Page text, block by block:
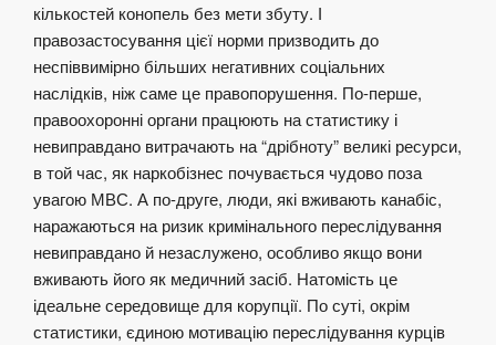
кількостей конопель без мети збуту. І
правозастосування цієї норми призводить до
неспіввимірно більших негативних соціальних
наслідків, ніж саме це правопорушення. По-перше,
правоохоронні органи працюють на статистику і
невиправдано витрачають на “дрібноту” великі ресурси,
в той час, як наркобізнес почувається чудово поза
увагою МВС. А по-друге, люди, які вживають канабіс,
наражаються на ризик кримінального переслідування
невиправдано й незаслужено, особливо якщо вони
вживають його як медичний засіб. Натомість це
ідеальне середовище для корупції. По суті, окрім
статистики, єдиною мотивацію переслідування курців